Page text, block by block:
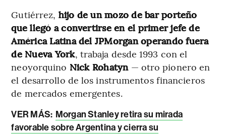
Gutiérrez, hijo de un mozo de bar porteño
que llegó a convertirse en el primer jefe de
América Latina del JPMorgan operando fuera
de Nueva York, trabaja desde 1993 con el
neoyorquino Nick Rohatyn— otro pionero en
el desarrollo de los instrumentos financieros
de mercados emergentes.
VER MÁS: Morgan Stanley retira su mirada
favorable sobre Argentina y cierra su